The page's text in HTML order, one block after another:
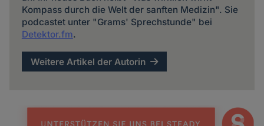
Kompass durch die Welt der sanften Medizin". Sie
podcastet unter "Grams' Sprechstunde" bei
Detektor.fm.
Weitere Artikel der Autorin